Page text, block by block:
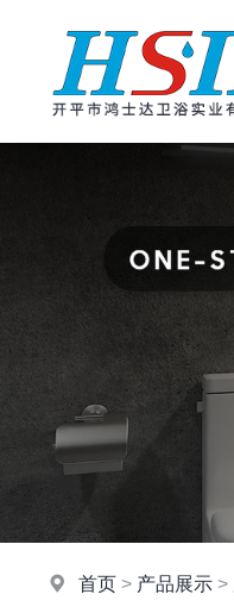
首页 > 产品展示 >